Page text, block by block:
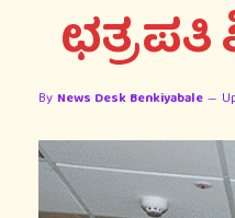
By News Desk Benkiyabale